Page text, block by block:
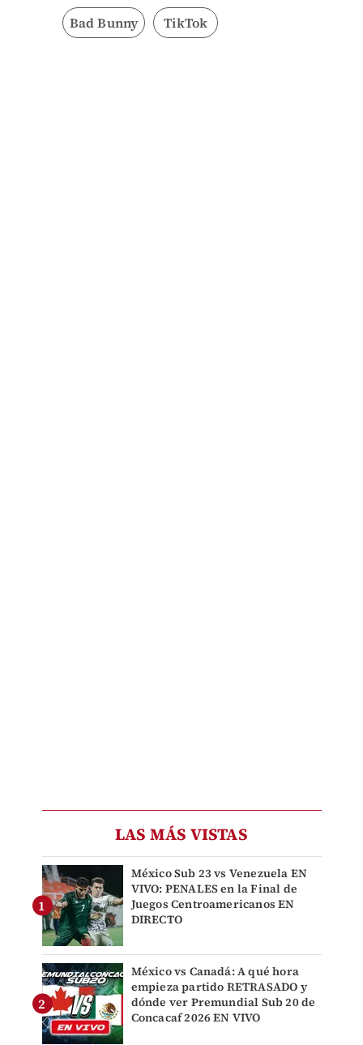
Bad Bunny TikTok
LAS MÁS VISTAS
México Sub 23 vs Venezuela EN
VIVO: PENALES en la Final de
Juegos Centroamericanos EN
DIRECTO
México vs Canadá: A qué hora
empieza partido RETRASADO y
dónde ver Premundial Sub 20 de
Concacaf 2026 EN VIVO